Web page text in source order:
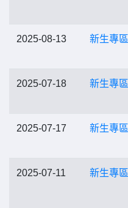
2025-08-13 新生專區
2025-07-18 新生專區
2025-07-17 新生專區
2025-07-11 新生專區